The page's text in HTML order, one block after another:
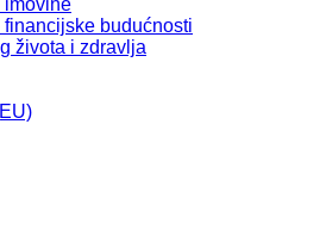
imovine
budućnosti
života i zdravlja